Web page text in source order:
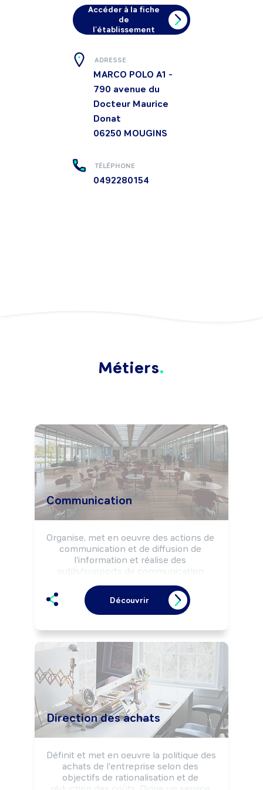
Accéder à la fiche
de
l'établissement
ADRESSE
MARCO POLO A1 -
790 avenue du
Docteur Maurice
Donat
06250 MOUGINS
TÉLÉPHONE
0492280154
Métiers
Communication
Organise, met en oeuvre des actions de
communication et de diffusion de
l'information et réalise des
outils/supports de communication
participer à la définition de la politique
de communication et élaborer le plan
de communication. Peut diriger un
Découvrir
Direction des achats
Définit et met en oeuvre la politique des
achats de l'entreprise selon des
objectifs de rationalisation et de